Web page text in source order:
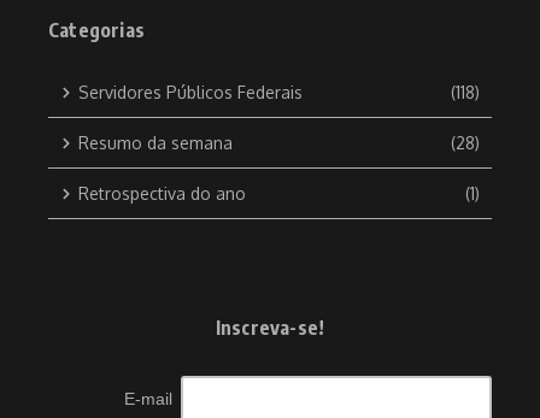
Categorias
Servidores Públicos Federais (118)
Resumo da semana (28)
Retrospectiva do ano (1)
Inscreva-se!
E-mail